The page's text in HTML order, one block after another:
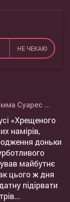
НЕ ЧЕКАЮ
Суарес ...
«Хрещеного
намірів,
доньки
майбутнє
цього ж дня
підірвати